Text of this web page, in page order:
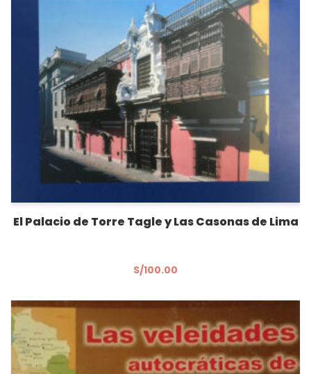
El Palacio de Torre Tagle y Las Casonas de Lima
S/100.00